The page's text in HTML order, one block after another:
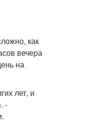
как
вечера
на
лет, и
-